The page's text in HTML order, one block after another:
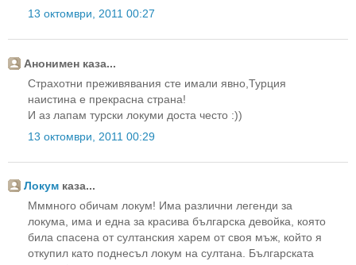
13 октомври, 2011 00:27
Анонимен каза...
Страхотни преживявания сте имали явно,Турция
наистина е прекрасна страна!
И аз лапам турски локуми доста често :))
13 октомври, 2011 00:29
Локум каза...
Мммного обичам локум! Има различни легенди за
локума, има и една за красива българска девойка, която
била спасена от султанския харем от своя мъж, който я
откупил като поднесъл локум на султана. Българската